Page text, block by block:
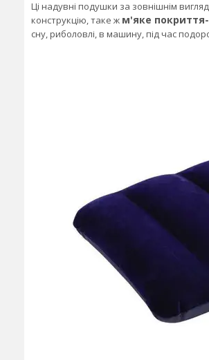
Ці надувні подушки за зовнішнім
конструкцію, таке ж м'яке
сну, риболовлі, в машину, під час